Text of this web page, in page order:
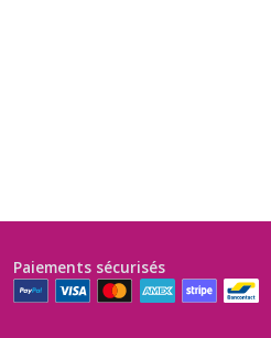
Paiements sécurisés